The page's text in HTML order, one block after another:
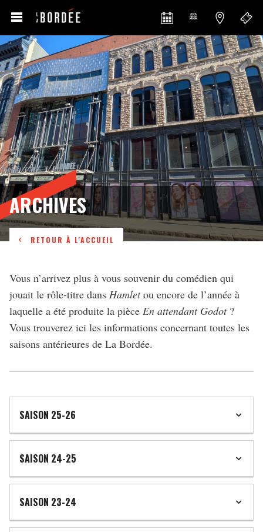
RETOUR À L'ACCUEIL
ARCHIVES
Vous n’arrivez plus à vous souvenir du comédien qui
jouait le rôle-titre dans Hamletou encore de l’année à
laquelle a été produite la pièce En attendant Godot?
Vous trouverez ici les informations concernant toutes les
saisons antérieures de La Bordée.
SAISON 25-26
SAISON 24-25
SAISON 23-24